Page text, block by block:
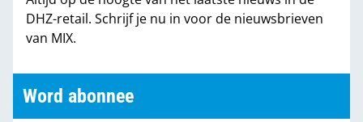
Partners
DHZ-retail. Schrijf je nu in voor de nieuwsbrieven
van MIX.
Word abonnee